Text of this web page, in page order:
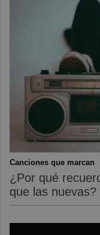
Canciones que marcan
¿Por qué
que las nuevas?